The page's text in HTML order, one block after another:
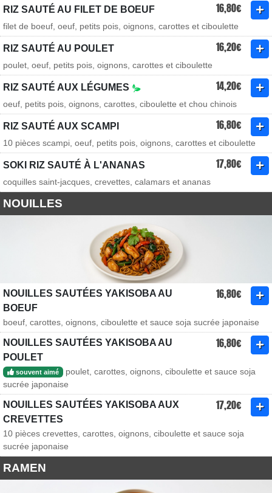
RIZ SAUTÉ AU FILET DE BOEUF 16,80€
filet de boeuf, oeuf, petits pois, oignons, carottes et ciboulette
RIZ SAUTÉ AU POULET 16,20€
poulet, oeuf, petits pois, oignons, carottes et ciboulette
RIZ SAUTÉ AUX LÉGUMES 14,20€
oeuf, petits pois, oignons, carottes, ciboulette et chou chinois
RIZ SAUTÉ AUX SCAMPI 16,80€
10 pièces scampi, oeuf, petits pois, oignons, carottes et ciboulette
SOKI RIZ SAUTÉ À L'ANANAS 17,80€
coquilles saint-jacques, crevettes, calamars et ananas
NOUILLES
NOUILLES SAUTÉES YAKISOBA AU
BOEUF
16,80€
boeuf, carottes, oignons, ciboulette et sauce soja sucrée japonaise
NOUILLES SAUTÉES YAKISOBA AU
POULET
16,80€
souvent aimé
poulet, carottes, oignons, ciboulette et sauce soja
sucrée japonaise
NOUILLES SAUTÉES YAKISOBA AUX
CREVETTES
17,20€
10 pièces crevettes, carottes, oignons, ciboulette et sauce soja
sucrée japonaise
RAMEN